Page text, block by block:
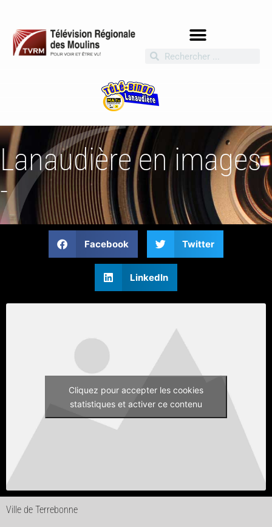
Lanaudière en images
-
Facebook Twitter
LinkedIn
Cliquez pour accepter les cookies
statistiques et activer ce contenu
Ville de Terrebonne